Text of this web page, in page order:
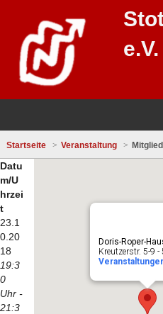
e.V.
Startseite Veranstaltung
Doris-Roper-
Kreutzerstr. 5-9
Datu
m/U
hrzei
t
23.1
0.20
18
19:3
0
Uhr -
21:3